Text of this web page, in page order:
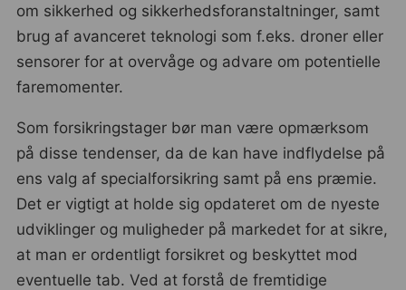
om sikkerhed og sikkerhedsforanstaltninger, samt
brug af avanceret teknologi som f.eks. droner eller
sensorer for at overvåge og advare om potentielle
faremomenter.
Som forsikringstager bør man være opmærksom
på disse tendenser, da de kan have indflydelse på
ens valg af specialforsikring samt på ens præmie.
Det er vigtigt at holde sig opdateret om de nyeste
udviklinger og muligheder på markedet for at sikre,
at man er ordentligt forsikret og beskyttet mod
eventuelle tab. Ved at forstå de fremtidige